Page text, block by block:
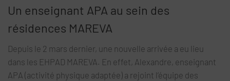
Un enseignant APA au sein des
résidences MAREVA
Depuis le 2 mars dernier, une nouvelle arrivée a eu lieu
dans les EHPAD MAREVA. En effet, Alexandre, enseignant
APA (activité physique adaptée) a rejoint l’équipe des